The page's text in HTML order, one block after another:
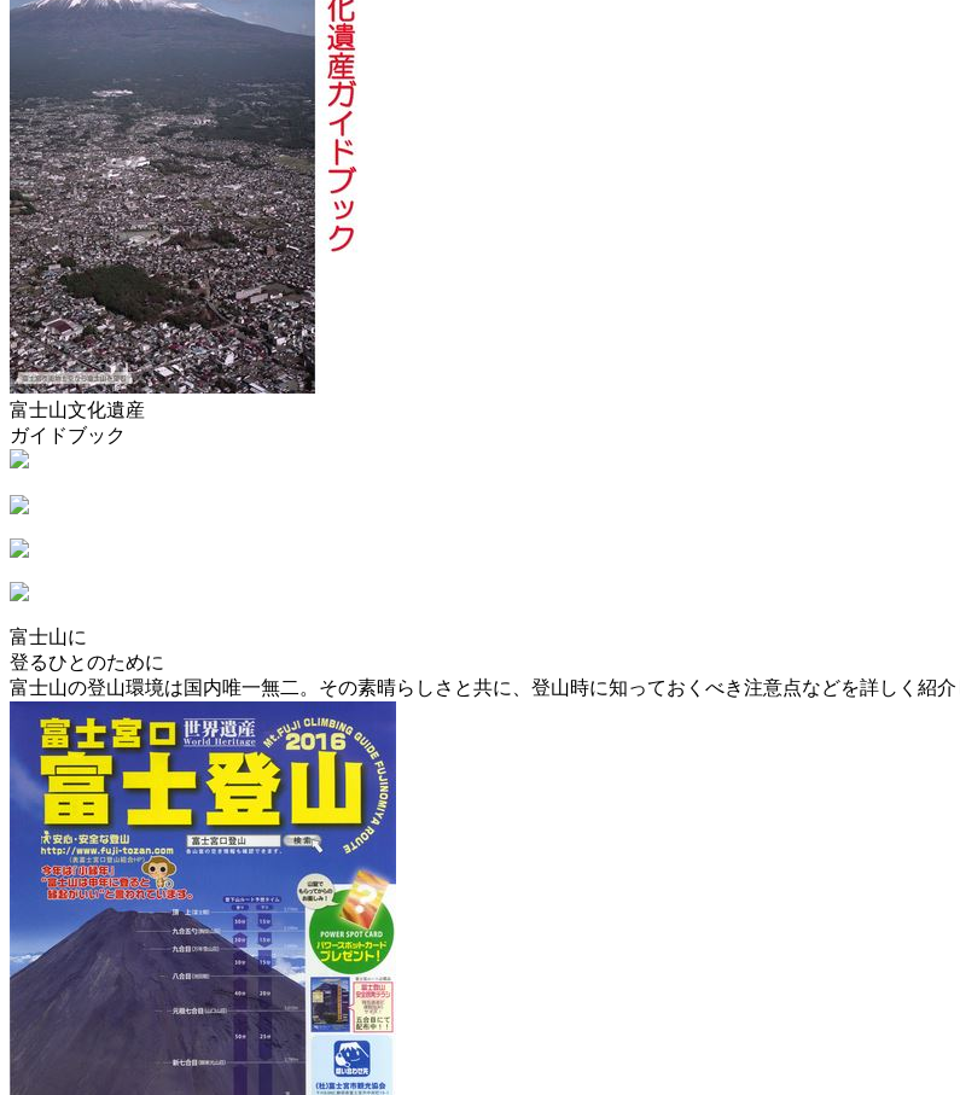
富士山文化遺産
ガイドブック
富士山に
登るひとのために
富士山の登山環境は国内唯一無二。その素晴らしさと共に、登山時に知っておくべき注意点などを詳しく紹介